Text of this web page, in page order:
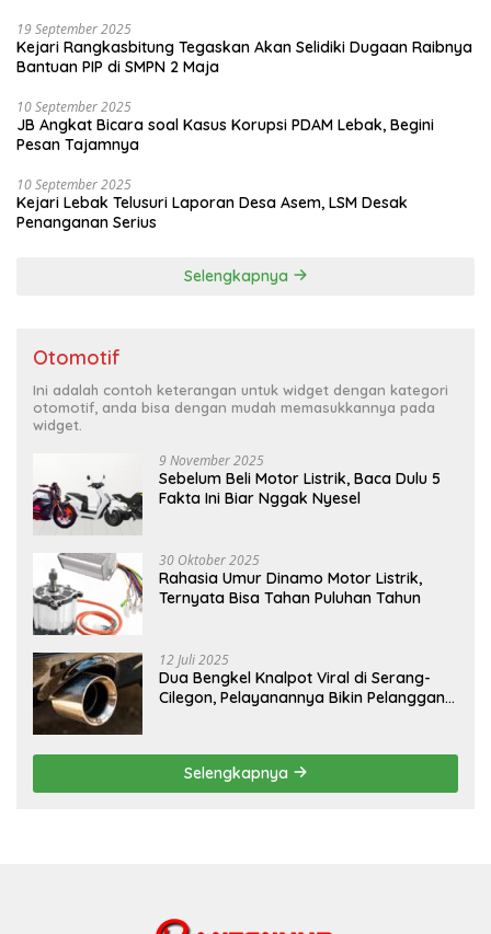
19 September 2025
Kejari Rangkasbitung Tegaskan Akan Selidiki Dugaan Raibnya
Bantuan PIP di SMPN 2 Maja
10 September 2025
JB Angkat Bicara soal Kasus Korupsi PDAM Lebak, Begini
Pesan Tajamnya
10 September 2025
Kejari Lebak Telusuri Laporan Desa Asem, LSM Desak
Penanganan Serius
Selengkapnya
Otomotif
Ini adalah contoh keterangan untuk widget dengan kategori
otomotif, anda bisa dengan mudah memasukkannya pada
widget.
9 November 2025
Sebelum Beli Motor Listrik, Baca Dulu 5
Fakta Ini Biar Nggak Nyesel
30 Oktober 2025
Rahasia Umur Dinamo Motor Listrik,
Ternyata Bisa Tahan Puluhan Tahun
12 Juli 2025
Dua Bengkel Knalpot Viral di Serang-
Cilegon, Pelayanannya Bikin Pelanggan
Selengkapnya